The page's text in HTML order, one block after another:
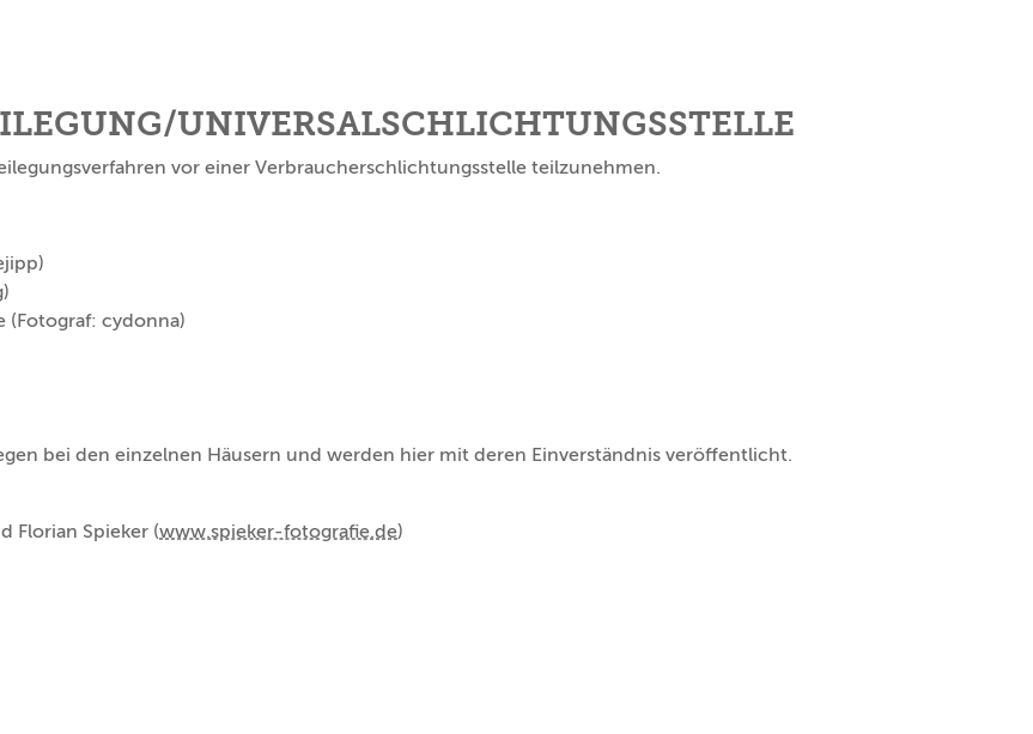
UNIVERSAL­SCHLICHTUNGS­STELLE
vor einer Verbraucherschlichtungsstelle teilzunehmen.
(Fotograf: cydonna)
bei den einzelnen Häusern und werden hier mit deren Einverständnis veröffentlicht.
Florian Spieker (www.spieker-fotografie.de)